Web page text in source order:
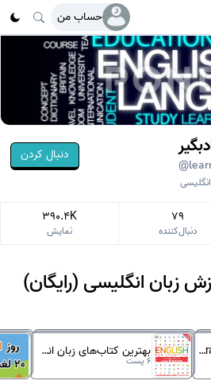
حساب من
دنبال کردن
79
دنبال‌کننده
390.4K
نمایش
زبان انگلیسی (رایگان)
Practice Makes Perfect انگلیسی بهترین کتاب‌های زبان انگلیسی
6پست